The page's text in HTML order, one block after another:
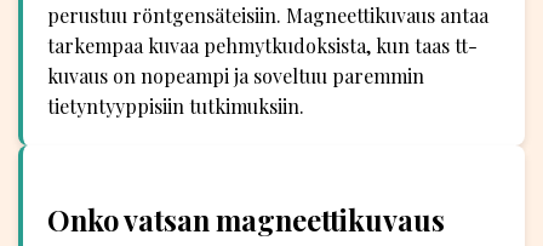
perustuu röntgensäteisiin. Magneettikuvaus antaa
tarkempaa kuvaa pehmytkudoksista, kun taas tt-
kuvaus on nopeampi ja soveltuu paremmin
tietyntyyppisiin tutkimuksiin.
Onko vatsan magneettikuvaus